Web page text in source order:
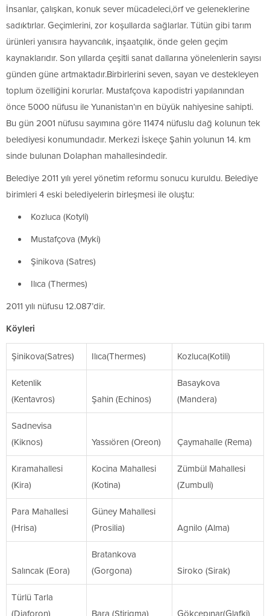
İnsanlar, çalışkan, konuk sever mücadeleci,örf ve geleneklerine
sadıktırlar. Geçimlerini, zor koşullarda sağlarlar. Tütün gibi tarım
ürünleri yanısıra hayvancılık, inşaatçılık, önde gelen geçim
kaynaklarıdır. Son yıllarda çeşitli sanat dallarına yönelenlerin sayısı
günden güne artmaktadır.Birbirlerini seven, sayan ve destekleyen
toplum özelliğini korurlar. Mustafçova kapodistri yapılanından
önce 5000 nüfusu ile Yunanistan’ın en büyük nahiyesine sahipti.
Bu gün 2001 nüfusu sayımına göre 11474 nüfuslu dağ kolunun tek
belediyesi konumundadır. Merkezi İskeçe Şahin yolunun 14. km
sinde bulunan Dolaphan mahallesindedir.
Belediye 2011 yılı yerel yönetim reformu sonucu kuruldu. Belediye
birimleri 4 eski belediyelerin birleşmesi ile oluştu:
Kozluca (Kotyli)
Mustafçova (Myki)
Şinikova (Satres)
Ilıca (Thermes)
2011 yılı nüfusu 12.087’dir.
Köyleri
Şinikova(Satres) Ilıca(Thermes) Kozluca(Kotili)
Ketenlik
(Kentavros)
Şahin (Echinos)
Basaykova
(Mandera)
Sadnevisa
(Kiknos)
Yassıören (Oreon) Çaymahalle (Rema)
Kıramahallesi
(Kira)
Kocina Mahallesi
(Kotina)
Zümbül Mahallesi
(Zumbuli)
Para Mahallesi
(Hrisa)
Güney Mahallesi
(Prosilia)
Agnilo (Alma)
Salıncak (Eora)
Bratankova
(Gorgona)
Siroko (Sirak)
Türlü Tarla
(Diaforon)
Bara (Stirigma) Gökçepınar(Glafki)